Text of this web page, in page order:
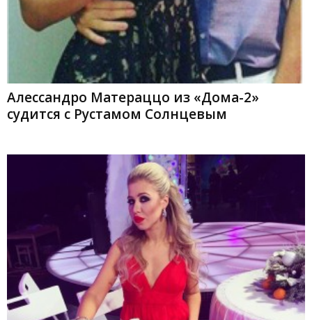
Алессандро Матераццо из «Дома-2»
судится с Рустамом Солнцевым